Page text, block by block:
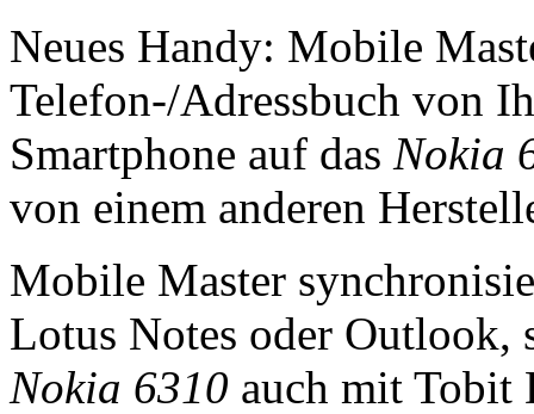
Neues Handy: Mobile
Telefon-/Adressbuch von
Smartphone auf das Nokia
von einem anderen
Mobile Master
Lotus Notes oder Outlook,
Nokia 6310 auch mit